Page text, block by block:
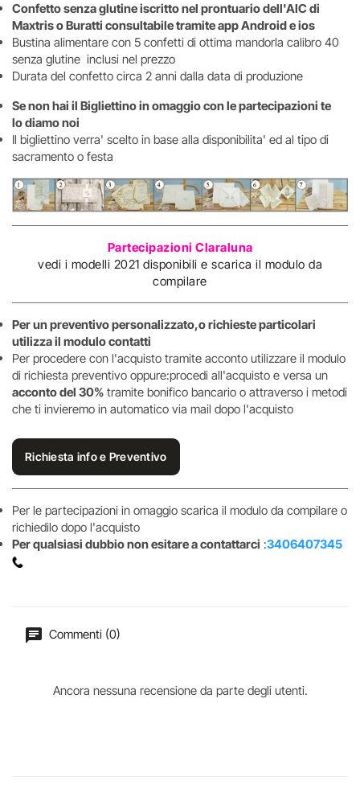
Confetto senza glutine iscritto nel prontuario dell'AIC di
Maxtris o Buratti consultabile tramite app Android e ios
Bustina alimentare con 5 confetti di ottima mandorla calibro 40
senza glutine inclusi nel prezzo
Durata del confetto circa 2 anni dalla data di produzione
Se non hai il Bigliettino in omaggio con le partecipazioni te
lo diamo noi
Il bigliettino verra' scelto in base alla disponibilita' ed al tipo di
sacramento o festa
Partecipazioni Claraluna
vedi i modelli 2021 disponibili e scarica il modulo da
compilare
Per un preventivo personalizzato,o richieste particolari
utilizza il modulo contatti
Per procedere con l'acquisto tramite acconto utilizzare il modulo
di richiesta preventivo oppure:procedi all'acquisto e versa un
acconto del 30% tramite bonifico bancario o attraverso i metodi
che ti invieremo in automatico via mail dopo l'acquisto
Richiesta info e Preventivo
Per le partecipazioni in omaggio scarica il modulo da compilare o
richiedilo dopo l'acquisto
Per qualsiasi dubbio non esitare a contattarci :3406407345
Commenti (0)
Ancora nessuna recensione da parte degli utenti.